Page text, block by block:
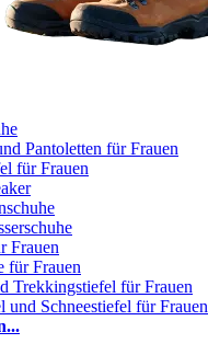
Pantoletten für Frauen
für Frauen
Frauen
für Frauen
Trekkingstiefel für Frauen
und Schneestiefel für Frauen